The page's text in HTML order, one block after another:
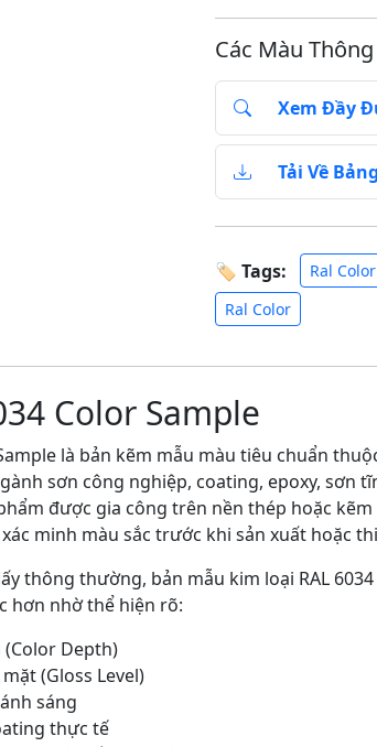
Các Màu
Xem Đầy
Tải Về
🏷 Tags: Ral
Ral Color
Color Sample
là bản kẽm mẫu màu tiêu chuẩn
sơn công nghiệp, coating, epoxy, sơn
được gia công trên nền thép hoặc
minh màu sắc trước khi sản xuất hoặc
thông thường, bản mẫu kim loại RAL
hơn nhờ thể hiện rõ:
Depth)
(Gloss Level)
sáng
thực tế